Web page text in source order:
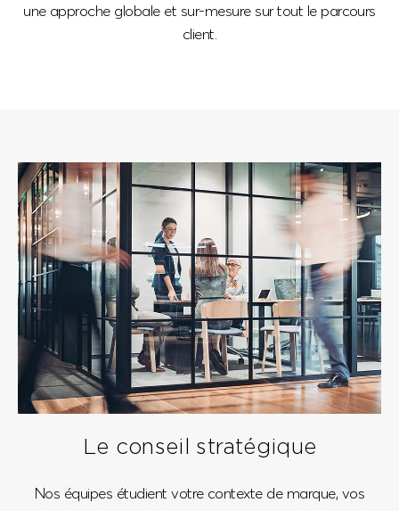
une approche globale et sur-mesure sur tout le parcours
client.
Le conseil stratégique
Nos équipes étudient votre contexte de marque, vos